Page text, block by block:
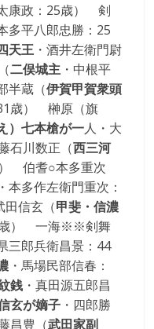
康政：25歳） 剣
多平八郎忠勝：25
天王 ・酒井左衛門尉
二俣城主 ・中根平
半蔵（伊賀甲賀衆頭
歳） 榊原（旗
）七本槍が一人・大
石川数正（西三河
） 伯耆○本多重次
・本多作左衛門重次：
信玄（甲斐・信濃
歳） 一海※※剣舞
三郎兵衛昌景：44
・馬場民部信春：
銭 ・真田源五郎昌
玄が嫡子 ・四郎勝
昌豊（武田家副